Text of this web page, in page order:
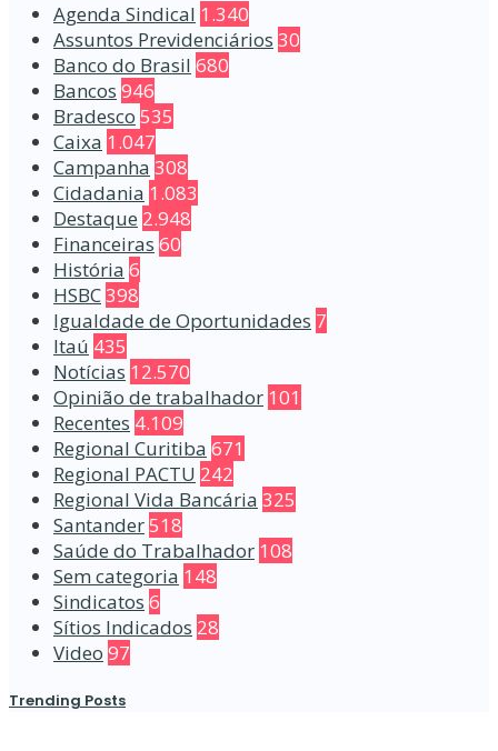
Agenda Sindical 1.340
Assuntos Previdenciários 30
Banco do Brasil 680
Bancos 946
Bradesco 535
Caixa 1.047
Campanha 308
Cidadania 1.083
Destaque 2.948
Financeiras 60
História 6
HSBC398
Igualdade de Oportunidades 7
Itaú 435
Notícias 12.570
Opinião de trabalhador 101
Recentes 4.109
Regional Curitiba 671
Regional PACTU 242
Regional Vida Bancária 325
Santander518
Saúde do Trabalhador 108
Sem categoria 148
Sindicatos 6
Sítios Indicados 28
Video 97
Trending Posts